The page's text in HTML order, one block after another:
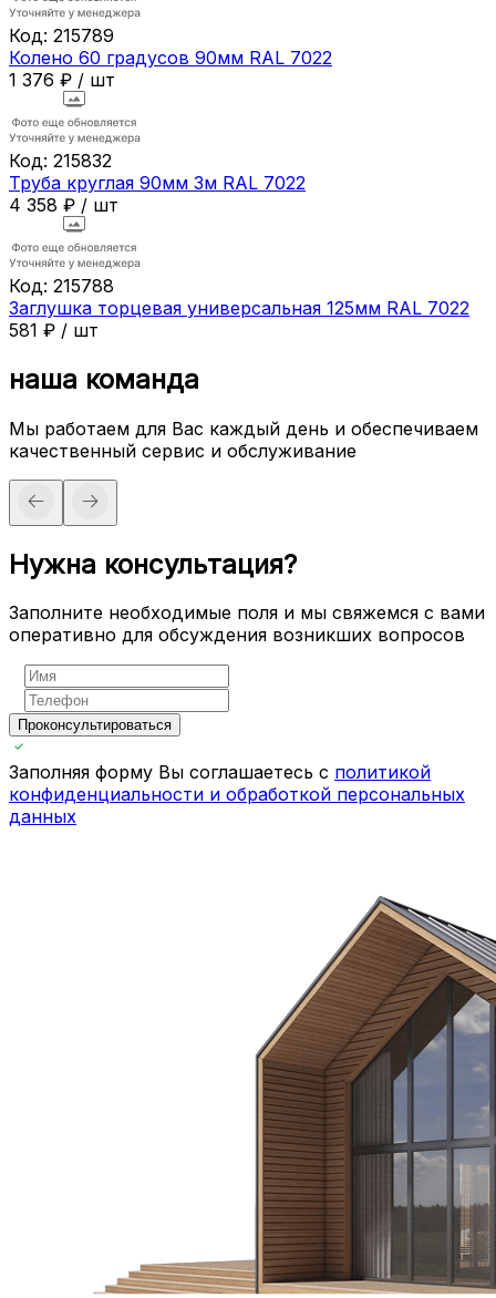
Код: 215789
Колено 60 градусов 90мм RAL 7022
1 376 ₽ / шт
Код: 215832
Труба круглая 90мм 3м RAL 7022
4 358 ₽ / шт
Код: 215788
Заглушка торцевая универсальная 125мм RAL 7022
581 ₽ / шт
наша команда
Мы работаем для Вас каждый день и обеспечиваем
качественный сервис и обслуживание
Нужна консультация?
Заполните необходимые поля и мы свяжемся с вами
оперативно для обсуждения возникших вопросов
Проконсультироваться
Заполняя форму Вы соглашаетесь с политикой
конфиденциальности и обработкой персональных
данных